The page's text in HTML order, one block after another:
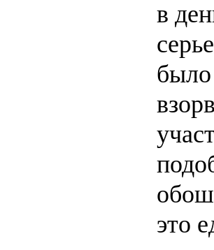
в
было
это